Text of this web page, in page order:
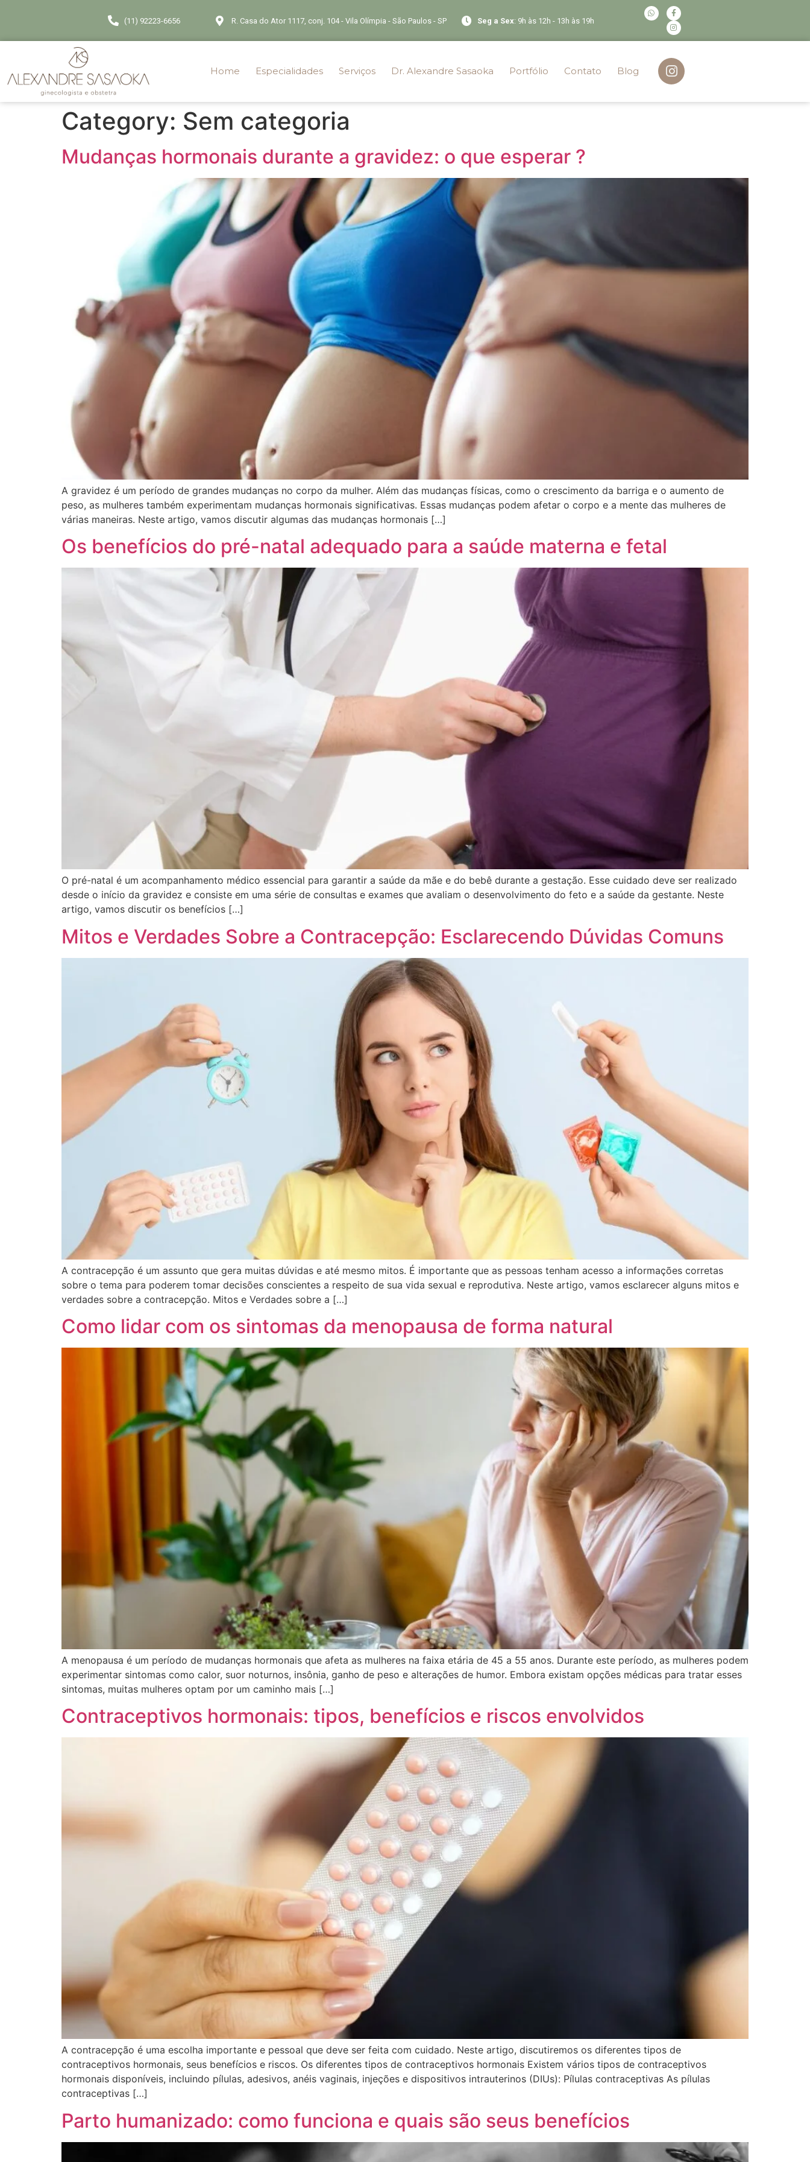
(11) 92223-6656 R. Casa do Ator 1117, conj. 104 - Vila Olímpia - São Paulos - SP Seg a Sex: 9h às 12h - 13h às 19h
Home Especialidades Serviços Dr. Alexandre Sasaoka Portfólio Contato Blog
Category: Sem categoria
Mudanças hormonais durante a gravidez: o que esperar ?
A gravidez é um período de grandes mudanças no corpo da mulher. Além das mudanças físicas, como o crescimento da barriga e o aumento de
peso, as mulheres também experimentam mudanças hormonais significativas. Essas mudanças podem afetar o corpo e a mente das mulheres de
várias maneiras. Neste artigo, vamos discutir algumas das mudanças hormonais […]
Os benefícios do pré-natal adequado para a saúde materna e fetal
O pré-natal é um acompanhamento médico essencial para garantir a saúde da mãe e do bebê durante a gestação. Esse cuidado deve ser realizado
desde o início da gravidez e consiste em uma série de consultas e exames que avaliam o desenvolvimento do feto e a saúde da gestante. Neste
artigo, vamos discutir os benefícios […]
Mitos e Verdades Sobre a Contracepção: Esclarecendo Dúvidas Comuns
A contracepção é um assunto que gera muitas dúvidas e até mesmo mitos. É importante que as pessoas tenham acesso a informações corretas
sobre o tema para poderem tomar decisões conscientes a respeito de sua vida sexual e reprodutiva. Neste artigo, vamos esclarecer alguns mitos e
verdades sobre a contracepção. Mitos e Verdades sobre a […]
Como lidar com os sintomas da menopausa de forma natural
A menopausa é um período de mudanças hormonais que afeta as mulheres na faixa etária de 45 a 55 anos. Durante este período, as mulheres podem
experimentar sintomas como calor, suor noturnos, insônia, ganho de peso e alterações de humor. Embora existam opções médicas para tratar esses
sintomas, muitas mulheres optam por um caminho mais […]
Contraceptivos hormonais: tipos, benefícios e riscos envolvidos
A contracepção é uma escolha importante e pessoal que deve ser feita com cuidado. Neste artigo, discutiremos os diferentes tipos de
contraceptivos hormonais, seus benefícios e riscos. Os diferentes tipos de contraceptivos hormonais Existem vários tipos de contraceptivos
hormonais disponíveis, incluindo pílulas, adesivos, anéis vaginais, injeções e dispositivos intrauterinos (DIUs): Pílulas contraceptivas As pílulas
contraceptivas […]
Parto humanizado: como funciona e quais são seus benefícios